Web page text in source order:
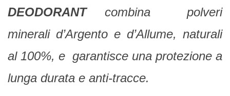
DEODORANTcombina polveri
minerali d’Argento e d’Allume, naturali
al 100%, e garantisce una protezione a
lunga durata e anti-tracce.